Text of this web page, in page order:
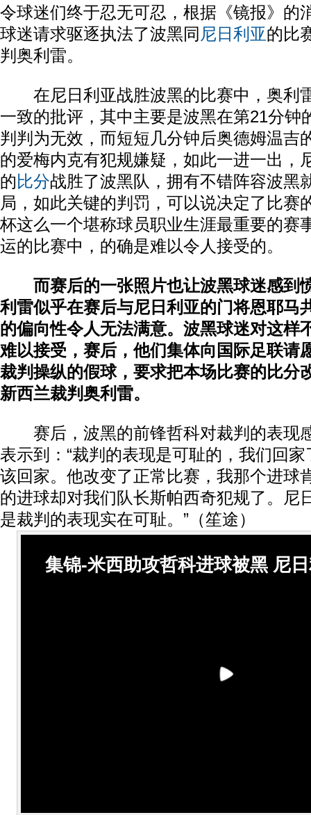
令球迷们终于忍无可忍，根据《镜报》的
球迷请求驱逐执法了波黑同 尼日利亚的比
判奥利雷。
在尼日利亚战胜波黑的比赛中，奥利
一致的批评，其中主要是波黑在第21分钟
判判为无效，而短短几分钟后奥德姆温吉
的爱梅内克有犯规嫌疑，如此一进一出，
的 比分战胜了波黑队，拥有不错阵容波黑
局，如此关键的判罚，可以说决定了比赛
杯这么一个堪称球员职业生涯最重要的赛
运的比赛中，的确是难以令人接受的。
而赛后的一张照片也让波黑球迷感到
利雷似乎在赛后与尼日利亚的门将恩耶马
的偏向性令人无法满意。波黑球迷对这样
难以接受，赛后，他们集体向国际足联请
裁判操纵的假球，要求把本场比赛的比分
新西兰裁判奥利雷。
赛后，波黑的前锋哲科对裁判的表现
表示到：“裁判的表现是可耻的，我们回
该回家。他改变了正常比赛，我那个进球
的进球却对我们队长斯帕西奇犯规了。尼
是裁判的表现实在可耻。”（笙途）
集锦-米西助攻哲科进球被黑 尼